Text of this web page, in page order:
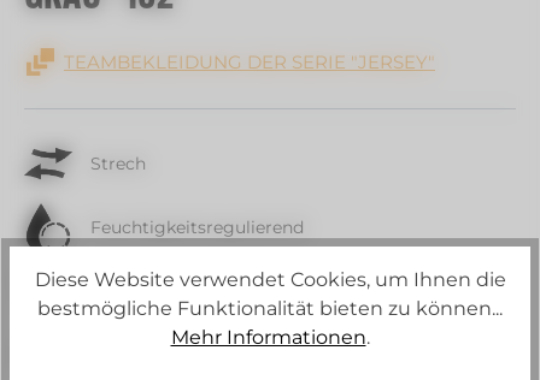
TEAMBEKLEIDUNG DER SERIE "JERSEY"
Strech
Feuchtigkeitsregulierend
Waschbar bei 60 °C
Diese Website verwendet Cookies, um Ihnen die
bestmögliche Funktionalität bieten zu können...
Mehr Informationen.